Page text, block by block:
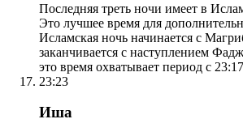
Последняя треть ночи имеет в
Это лучшее время для
Исламская ночь начинается с
заканчивается с наступлением
это время охватывает период с
23:23
Иша